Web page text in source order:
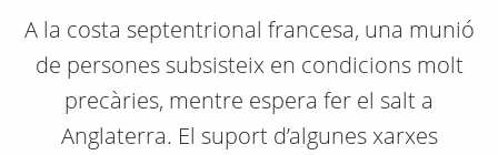
A la costa septentrional francesa, una munió
de persones subsisteix en condicions molt
precàries, mentre espera fer el salt a
Anglaterra. El suport d’algunes xarxes